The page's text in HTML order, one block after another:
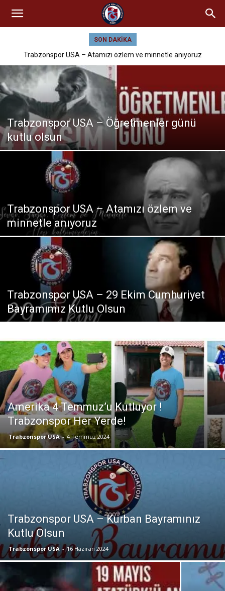
SON DAKIKA
Trabzonspor USA – Atamızı özlem ve minnetle anıyoruz
Trabzonspor USA – Öğretmenler günü
kutlu olsun
Trabzonspor USA – Atamızı özlem ve
minnetle anıyoruz
Trabzonspor USA – 29 Ekim Cumhuriyet
Bayramımız Kutlu Olsun
Amerika 4 Temmuz’u Kutluyor !
Trabzonspor Her Yerde!
Trabzonspor USA - 4 Temmuz 2024
Trabzonspor USA – Kurban Bayramınız
Kutlu Olsun
Trabzonspor USA - 16 Haziran 2024